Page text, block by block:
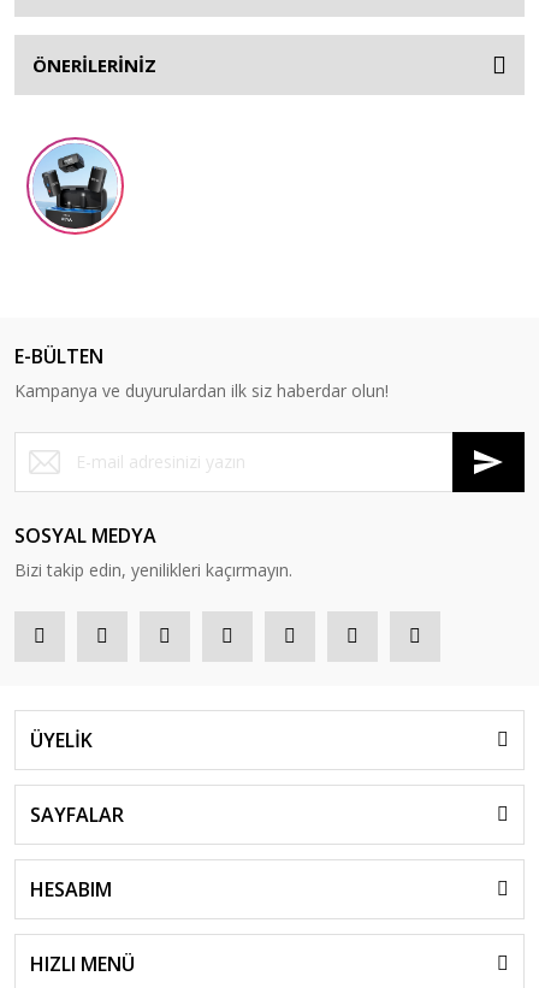
ÖNERİLERİNİZ
E-BÜLTEN
Kampanya ve duyurulardan ilk siz haberdar olun!
SOSYAL MEDYA
Bizi takip edin, yenilikleri kaçırmayın.
ÜYELİK
SAYFALAR
HESABIM
HIZLI MENÜ